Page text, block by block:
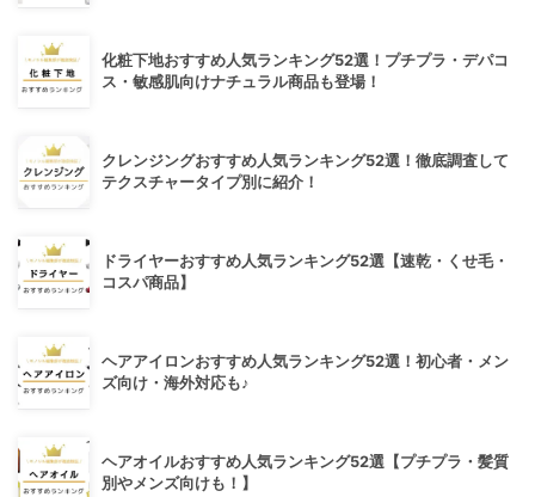
化粧下地おすすめ人気ランキング52選！プチプラ・デパコ
ス・敏感肌向けナチュラル商品も登場！
クレンジングおすすめ人気ランキング52選！徹底調査して
テクスチャータイプ別に紹介！
ドライヤーおすすめ人気ランキング52選【速乾・くせ毛・
コスパ商品】
ヘアアイロンおすすめ人気ランキング52選！初心者・メン
ズ向け・海外対応も♪
ヘアオイルおすすめ人気ランキング52選【プチプラ・髪質
別やメンズ向けも！】